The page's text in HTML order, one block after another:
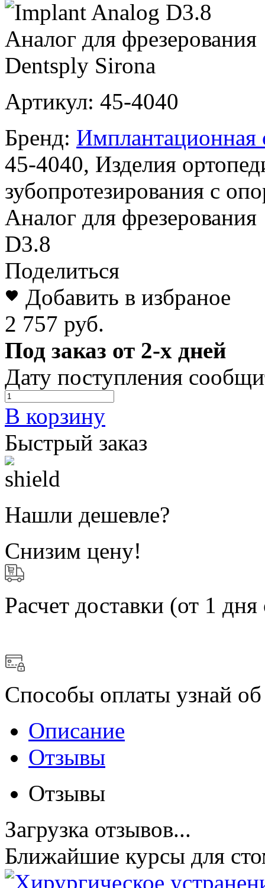
Артикул: 45-4040
Бренд: Имплантационная
45-4040, Изделия
зубопротезирования с
Аналог для
D3.8
Поделиться
Добавить в избраное
2 757 руб.
Под заказ от 2-х дней
Дату поступления
В корзину
Быстрый заказ
Нашли дешевле?
Снизим цену!
Расчет доставки (от 1 дня
Способы оплаты узнай
Описание
Отзывы
Отзывы
Загрузка отзывов...
Ближайшие курсы для